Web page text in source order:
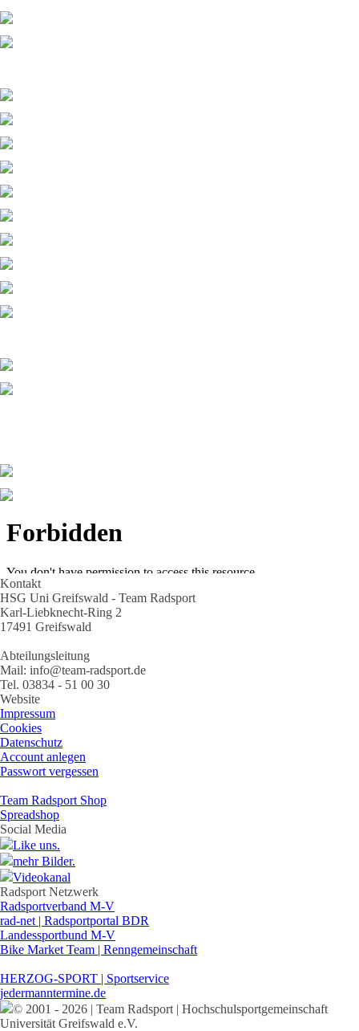
Kontakt
HSG Uni Greifswald - Team Radsport
Karl-Liebknecht-Ring 2
17491 Greifswald
Abteilungsleitung
Mail: info@team-radsport.de
Tel. 03834 - 51 00 30
Website
Impressum
Cookies
Datenschutz
Account anlegen
Passwort vergessen
Team Radsport Shop
Spreadshop
Social Media
Like uns.
mehr Bilder.
Videokanal
Radsport Netzwerk
Radsportverband M-V
rad-net | Radsportportal BDR
Landessportbund M-V
Bike Market Team | Renngemeinschaft
HERZOG-SPORT | Sportservice
jedermanntermine.de
© 2001 - 2026 | Team Radsport | Hochschulsportgemeinschaft
Universität Greifswald e.V.